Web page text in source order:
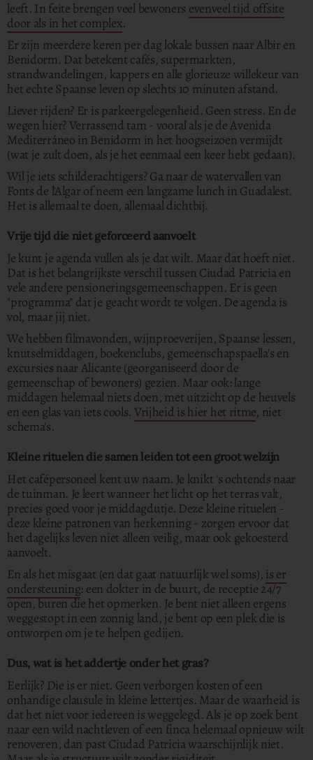
leeft. In feite brengen veel bewoners evenveel tijd offsite
door als in het complex.
Er zijn meerdere keren per dag lokale bussen naar Albir en
Benidorm. Dat betekent cafés, supermarkten,
strandwandelingen, kappers en alle glorieuze willekeur van
het echte Spaanse leven op slechts 10 minuten afstand.
Liever rijden? Er is parkeergelegenheid. Geen stress. En de
wegen hier? Verrassend tam - vooral als je de Avenida
Mediterráneo in Benidorm in het hoogseizoen vermijdt
(wat je zult doen, als je het eenmaal een keer hebt gedaan).
Wil je iets schilderachtigers? Ga naar de watervallen van
Fonts de l'Algar of neem een langzame lunch in Guadalest.
Het is allemaal te doen, allemaal dichtbij.
Vrije tijd die niet geforceerd aanvoelt
Je kunt je agenda vullen als je dat wilt. Maar dat hoeft niet.
Dat is het belangrijkste verschil tussen Ciudad Patricia en
vele andere pensioneringsgemeenschappen. Er is geen
"programma" dat je geacht wordt te volgen. De agenda is
vol, maar jij niet.
We hebben filmavonden, wijnproeverijen, Spaanse lessen,
knutselmiddagen, boekenclubs, gemeenschapspaella's en
excursies naar Alicante (georganiseerd door de
gemeenschap of bewoners) gezien. Maar ook: lange
middagen helemaal niets doen, met uitzicht op de heuvels
en een glas van iets cools. Vrijheid is hier het ritme, niet
schema's.
Kleine rituelen die samen leiden tot een groot welzijn
Het cafépersoneel kent uw naam. Je knikt 's ochtends naar
de tuinman. Je leert wanneer het licht op het terras valt,
precies goed voor je middagdutje. Deze kleine rituelen -
deze kleine patronen van herkenning - zorgen ervoor dat
het dagelijks leven niet alleen veilig, maar ook gekoesterd
aanvoelt.
En als het misgaat (en dat gaat natuurlijk wel soms), is er
ondersteuning: een dokter in de buurt, de receptie 24/7
open, buren die het opmerken. Je bent niet alleen ergens
weggestopt in een zonnig land, je bent op een plek die is
ontworpen om je te helpen gedijen.
Dus, wat is het addertje onder het gras?
Eerlijk? Die is er niet. Geen verborgen kosten of een
onhandige clausule in kleine lettertjes. Maar de waarheid is
dat het niet voor iedereen is weggelegd. Als je op zoek bent
naar een wild nachtleven of een finca helemaal opnieuw wilt
renoveren, dan past Ciudad Patricia waarschijnlijk niet.